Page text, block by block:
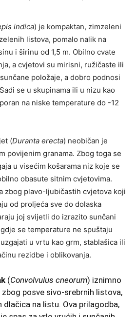
indica) je kompaktan, zimzeleni
listova, pomalo nalik na
i širinu od 1,5 m. Obilno cvate
a cvjetovi su mirisni, ružičaste ili
položaje, a dobro podnosi
se u skupinama ili u nizu kao
na niske temperature do -12
(Duranta erecta) neobičan je
povijenim granama. Zbog toga se
u visećim košarama niz koje se
obasute sitnim cvjetovima.
zbog plavo-ljubičastih cvjetova koji
od proljeća sve do dolaska
joj svijetli do izrazito sunčani
se temperature ne spuštaju
u vrtu kao grm, stablašica ili
rezidbe i oblikovanja.
(Convolvulus cneorum) iznimno
posve sivo-srebrnih listova,
na listu. Ova prilagodba,